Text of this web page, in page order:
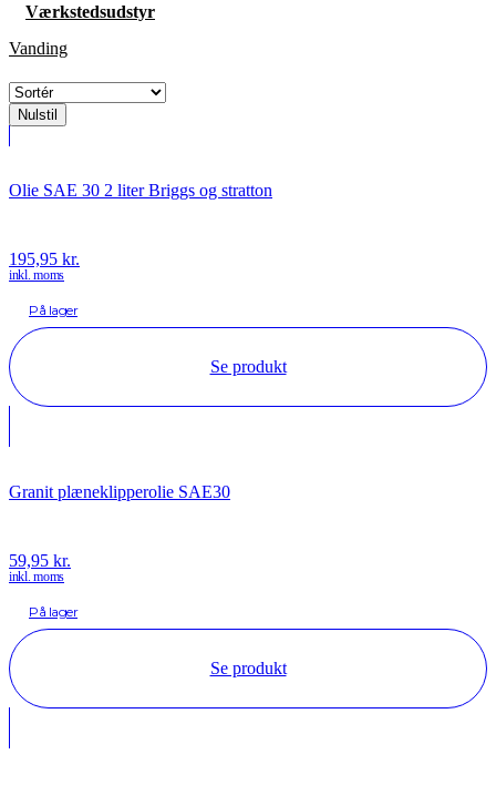
Værkstedsudstyr
Vanding
Nulstil
Olie SAE 30 2 liter Briggs og stratton
195,95 kr.
inkl. moms
På lager
Se produkt
Granit plæneklipperolie SAE30
59,95 kr.
inkl. moms
På lager
Se produkt